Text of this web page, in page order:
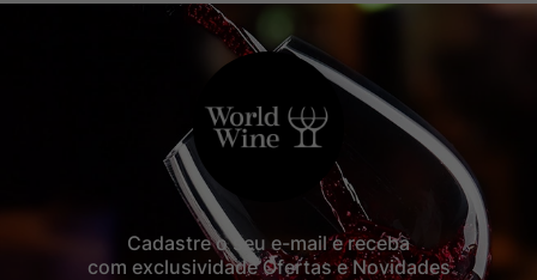
Cadastre o seu e-mail e receba
com exclusividade Ofertas e Novidades